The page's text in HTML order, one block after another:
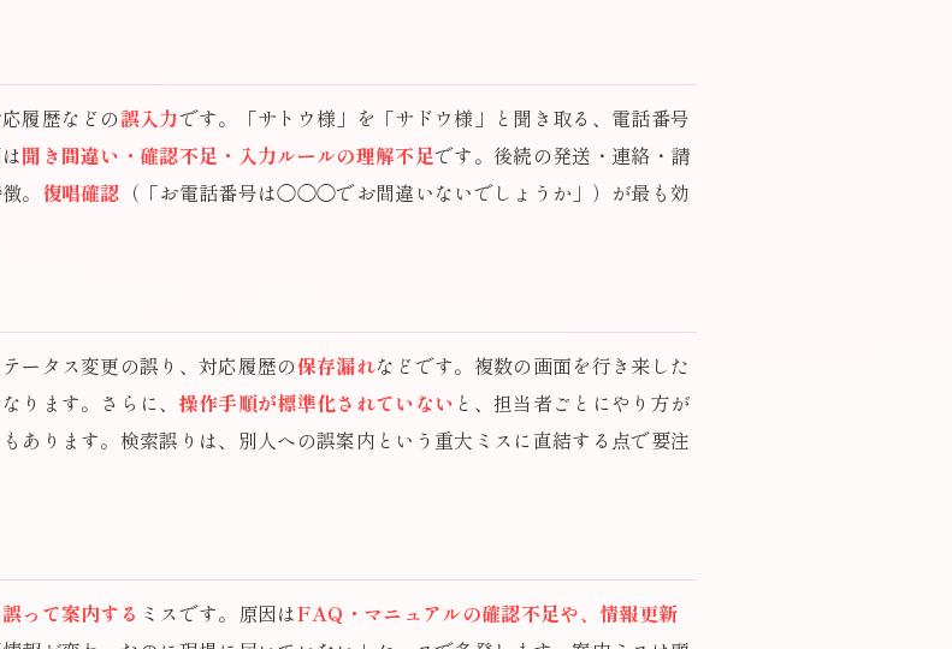
履歴などの誤入力です。「サトウ様」を「サドウ様」と聞き取る、電話番号
聞き間違い・確認不足・入力ルールの理解不足です。後続の発送・連絡・請
。 復唱確認 （「お電話番号は◯◯◯でお間違いないでしょうか」）が最も効
ータス変更の誤り、対応履歴の保存漏れなどです。複数の画面を行き来した
ります。さらに、 操作手順が標準化されていない と、担当者ごとにやり方が
あります。検索誤りは、別人への誤案内という重大ミスに直結する点で要注
誤って案内する ミスです。原因はFAQ・マニュアルの確認不足や、情報更新